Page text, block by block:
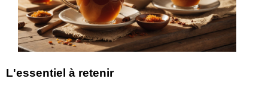
L'essentiel à retenir